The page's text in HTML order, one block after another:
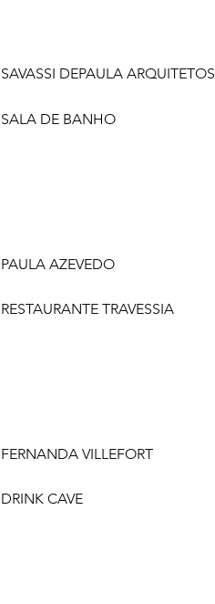
SAVASSI DEPAULA ARQUITETOS
SALA DE BANHO
PAULA AZEVEDO
RESTAURANTE TRAVESSIA
FERNANDA VILLEFORT
DRINK CAVE